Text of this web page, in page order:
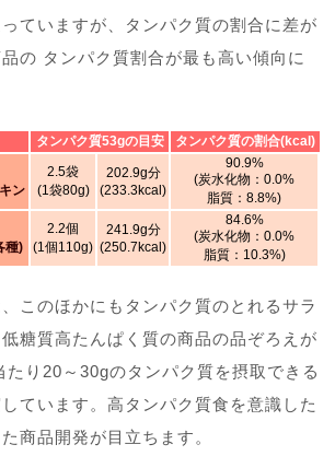
ていますが、タンパク質の割合に差が
の タンパク質割合が最も高い傾向に
タンパク質53gの目安 タンパク質の割合(kcal)
ン
2.5袋
(1袋80g)
202.9g分
(233.3kcal)
90.9%
(炭水化物：0.0%
脂質：8.8%)
種)
2.2個
(1個110g)
241.9g分
(250.7kcal)
84.6%
(炭水化物：0.0%
脂質：10.3%)
このほかにもタンパク質のとれるサラ
糖質高たんぱく質の商品の品ぞろえが
たり20～30gのタンパク質を摂取できる
ています。高タンパク質食を意識した
商品開発が目立ちます。